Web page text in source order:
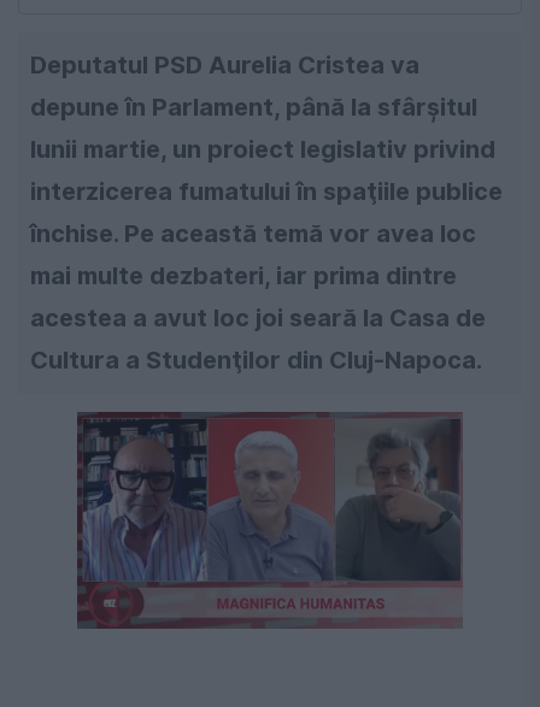
Deputatul PSD Aurelia Cristea va
depune în Parlament, până la sfârşitul
lunii martie, un proiect legislativ privind
interzicerea fumatului în spaţiile publice
închise. Pe această temă vor avea loc
mai multe dezbateri, iar prima dintre
acestea a avut loc joi seară la Casa de
Cultura a Studenţilor din Cluj-Napoca.